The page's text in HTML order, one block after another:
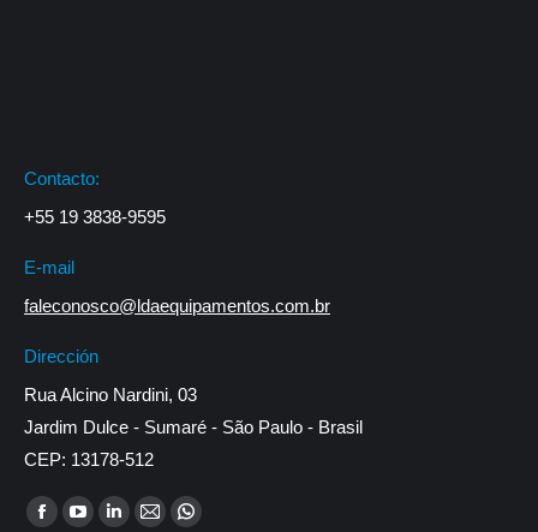
Contacto:
+55 19 3838-9595
E-mail
faleconosco@ldaequipamentos.com.br
Dirección
Rua Alcino Nardini, 03
Jardim Dulce - Sumaré - São Paulo - Brasil
CEP: 13178-512
Encuéntranos en:
Facebook
YouTubeLinkedin
MailWhatsapp